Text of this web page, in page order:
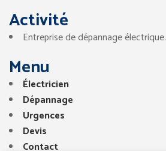
Activité
Entreprise de dépannage électrique.
Menu
Électricien
Dépannage
Urgences
Devis
Contact